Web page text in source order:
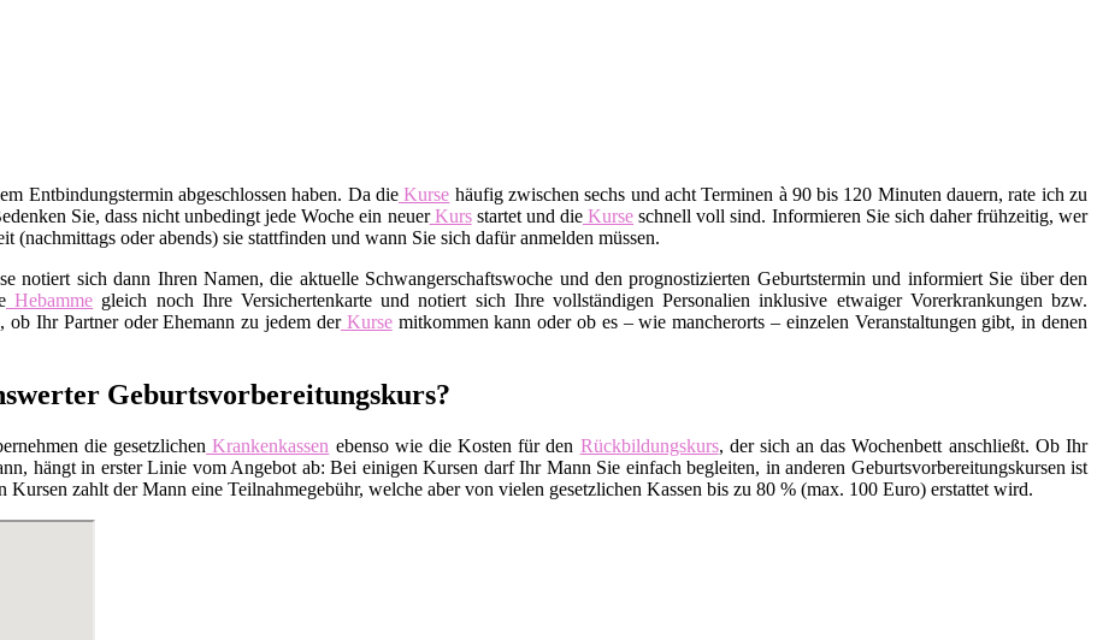
Entbindungstermin abgeschlossen haben. Da die Kurse häufig zwischen sechs und acht Terminen à 90 bis 120 Minuten dauern, rate ich zu
Sie, dass nicht unbedingt jede Woche ein neuerKursstartet und dieKurse schnell voll sind. Informieren Sie sich daher frühzeitig, wer
oder abends) sie stattfinden und wann Sie sich dafür anmelden müssen.
notiert sich dann Ihren Namen, die aktuelle Schwangerschaftswoche und den prognostizierten Geburtstermin und informiert Sie über den
Hebamme gleich noch Ihre Versichertenkarte und notiert sich Ihre vollständigen Personalien inklusive etwaiger Vorerkrankungen bzw.
ob Ihr Partner oder Ehemann zu jedem derKursemitkommen kann oder ob es – wie mancherorts – einzelen Veranstaltungen gibt, in denen
Geburtsvorbereitungskurs?
die gesetzlichen Krankenkassen ebenso wie die Kosten für den Rückbildungskurs, der sich an das Wochenbett anschließt. Ob Ihr
hängt in erster Linie vom Angebot ab: Bei einigen Kursen darf Ihr Mann Sie einfach begleiten, in anderen Geburtsvorbereitungskursen ist
zahlt der Mann eine Teilnahmegebühr, welche aber von vielen gesetzlichen Kassen bis zu 80 % (max. 100 Euro) erstattet wird.